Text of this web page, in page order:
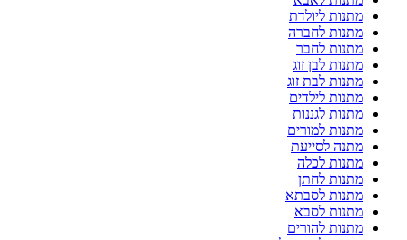
מתנות ליולדת
מתנות לחברה
מתנות לחבר
מתנות לבן זוג
מתנות לבת זוג
מתנות לילדים
מתנות לגננות
מתנות למורים
מתנה לסייעת
מתנות לכלה
מתנות לחתן
מתנות לסבתא
מתנות לסבא
מתנות להורים